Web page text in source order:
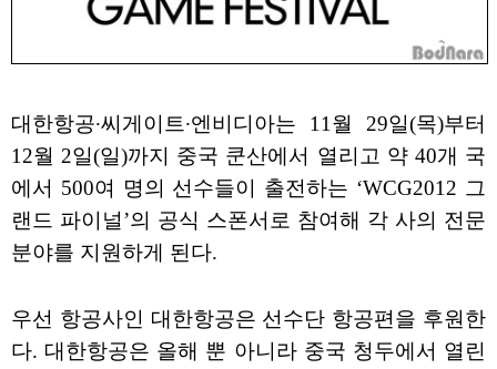
대한항공∙씨게이트∙엔비디아는 11월 29일(목)부터
12월 2일(일)까지 중국 쿤산에서 열리고 약 40개 국
에서 500여 명의 선수들이 출전하는 ‘WCG2012 그
랜드 파이널’의 공식 스폰서로 참여해 각 사의 전문
분야를 지원하게 된다.
우선 항공사인 대한항공은 선수단 항공편을 후원한
다. 대한항공은 올해 뿐 아니라 중국 청두에서 열린